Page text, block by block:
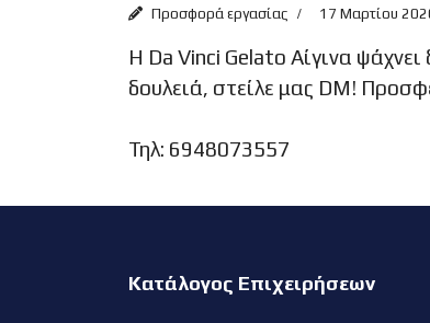
Προσφορά εργασίας 17 Μαρτίου
Η Da Vinci Gelato Αίγινα
δουλειά, στείλε μας DM!
Τηλ: 6948073557
Κατάλογος Επιχειρήσεων